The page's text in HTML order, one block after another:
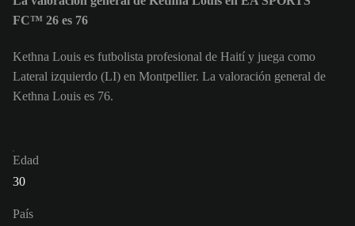
FC™ 26 es 76
Kethna Louis es futbolista profesional de Haití y juega como
Lateral izquierdo (LI) en Montpellier. La valoración general de
Kethna Louis es 76.
Edad
30
País